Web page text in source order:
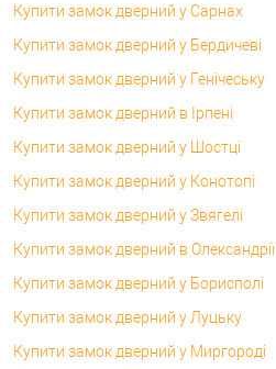
Купити замок дверний у Сарнах
Купити замок дверний у Бердичеві
Купити замок дверний у Генічеську
Купити замок дверний в Ірпені
Купити замок дверний у Шостці
Купити замок дверний у Конотопі
Купити замок дверний у Звягелі
Купити замок дверний в Олександрії
Купити замок дверний у Борисполі
Купити замок дверний у Луцьку
Купити замок дверний у Миргороді